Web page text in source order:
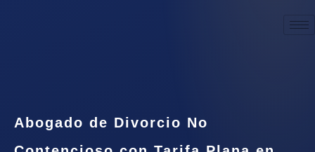
Abogado de Divorcio No